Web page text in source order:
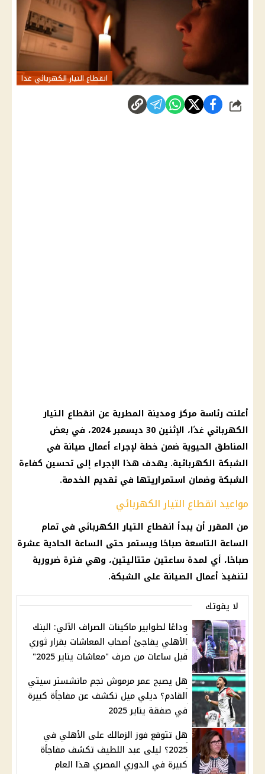
انقطاع التيار الكهربائي غدا
شارك
أعلنت رئاسة مركز ومدينة المطرية عن انقطاع التيار
الكهربائي غدًا، الإثنين 30 ديسمبر 2024
، في بعض
المناطق الحيوية ضمن خطة لإجراء أعمال صيانة في
الشبكة الكهربائية. يهدف هذا الإجراء إلى تحسين كفاءة
الشبكة وضمان استمراريتها في تقديم الخدمة.
مواعيد انقطاع التيار الكهربائي
من المقرر أن يبدأ انقطاع التيار الكهربائي في تمام
الساعة التاسعة صباحًا ويستمر حتى الساعة الحادية عشرة
صباحًا، أي لمدة ساعتين متتاليتين، وهي فترة ضرورية
لتنفيذ أعمال الصيانة على الشبكة.
لا يفوتك
وداعًا لطوابير ماكينات الصراف الآلي: البنك
الأهلي يفاجئ أصحاب المعاشات بقرار ثوري
قبل ساعات من صرف "معاشات يناير 2025"
هل يصبح عمر مرموش نجم مانشستر سيتي
القادم؟ ديلي ميل تكشف عن مفاجأة كبيرة
في صفقة يناير 2025
هل تتوقع فوز الزمالك على الأهلي في
2025؟ ليلى عبد اللطيف تكشف مفاجأة
كبيرة في الدوري المصري هذا العام